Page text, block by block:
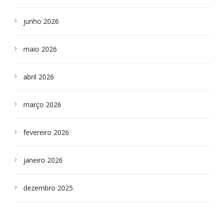
junho 2026
maio 2026
abril 2026
março 2026
fevereiro 2026
janeiro 2026
dezembro 2025